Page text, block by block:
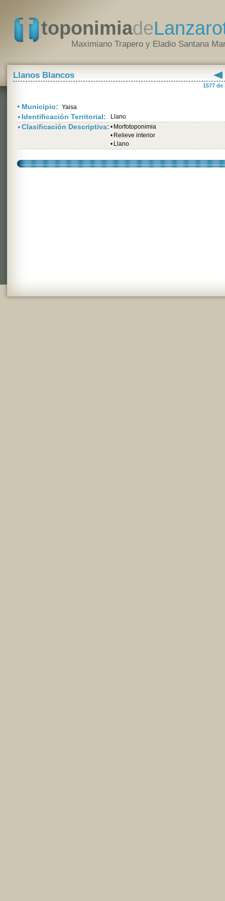
toponimiade
Maximiano Trapero y Eladio Santana
Llanos Blancos
1577 de
• Municipio: Yaisa
• Identificación Territorial: Llano
•Clasificación Descriptiva: • Morfotoponimia
• Relieve interior
• Llano